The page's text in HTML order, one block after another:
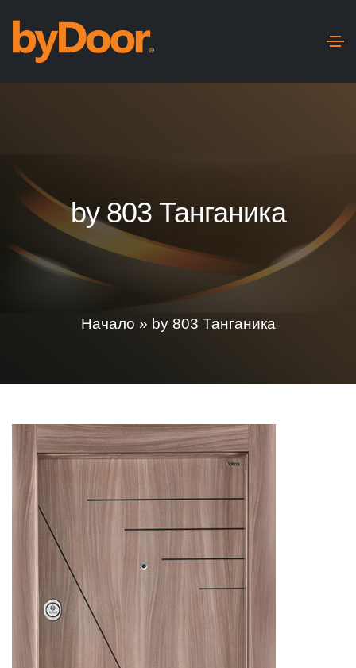
by 803 Танганика
Начало » by 803 Танганика